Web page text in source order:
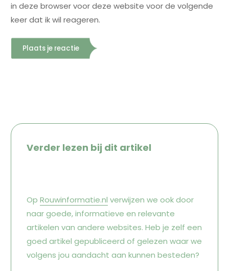
in deze browser voor deze website voor de volgende
keer dat ik wil reageren.
Verder lezen bij dit artikel
OpRouwinformatie.nl verwijzen we ook door
naar goede, informatieve en relevante
artikelen van andere websites. Heb je zelf een
goed artikel gepubliceerd of gelezen waar we
volgens jou aandacht aan kunnen besteden?